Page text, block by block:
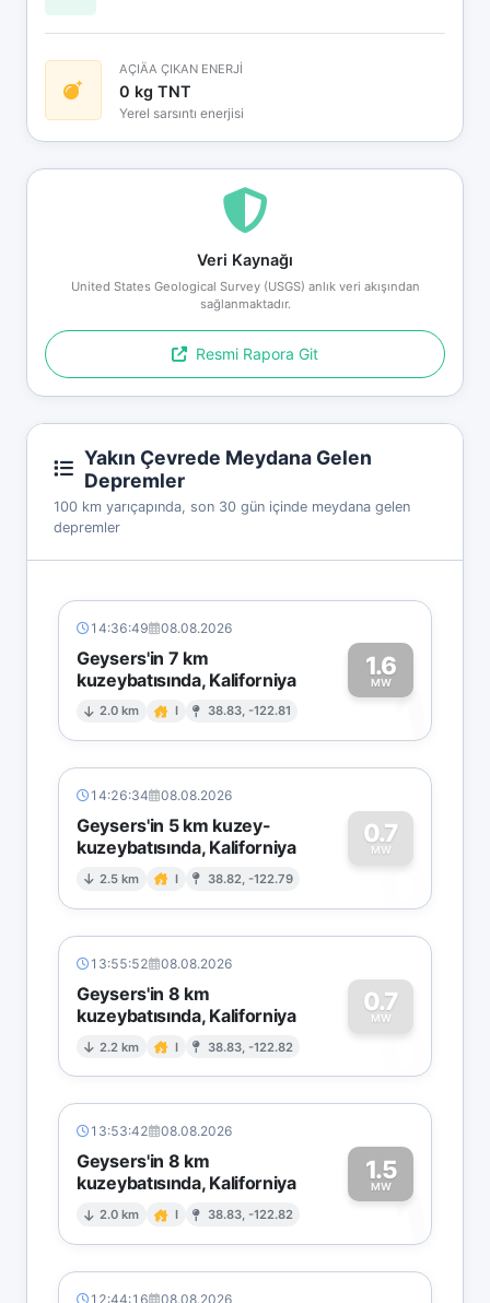
AÇIÄA ÇIKAN ENERJİ
0 kg TNT
Yerel sarsıntı enerjisi
Veri Kaynağı
United States Geological Survey (USGS) anlık veri akışından
sağlanmaktadır.
Resmi Rapora Git
Yakın Çevrede Meydana Gelen
Depremler
100 km yarıçapında, son 30 gün içinde meydana gelen
depremler
14:36:49 08.08.2026
Geysers'in 7 km
kuzeybatısında, Kaliforniya
2.0 km I 38.83, -122.81
1.6
MW1
14:26:34 08.08.2026
Geysers'in 5 km kuzey-
kuzeybatısında, Kaliforniya
2.5 km I 38.82, -122.79
0.7
MW
0
13:55:52 08.08.2026
Geysers'in 8 km
kuzeybatısında, Kaliforniya
2.2 km I 38.83, -122.82
0.7
MW
0
13:53:42 08.08.2026
Geysers'in 8 km
kuzeybatısında, Kaliforniya
2.0 km I 38.83, -122.82
1.5
MW1
12:44:16 08.08.2026